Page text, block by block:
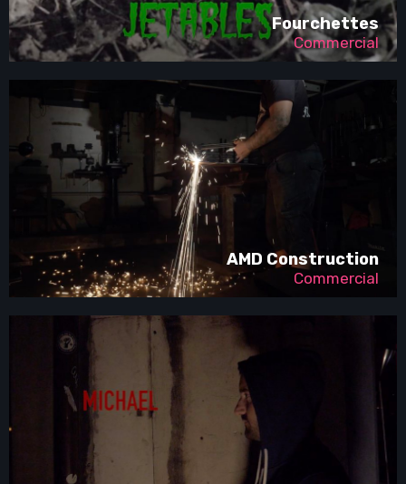
Fourchettes
Commercial
AMD Construction
Commercial